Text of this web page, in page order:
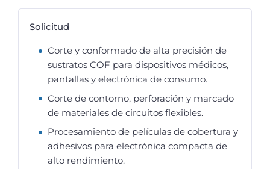
Solicitud
Corte y conformado de alta precisión de
sustratos COF para dispositivos médicos,
pantallas y electrónica de consumo.
Corte de contorno, perforación y marcado
de materiales de circuitos flexibles.
Procesamiento de películas de cobertura y
adhesivos para electrónica compacta de
alto rendimiento.